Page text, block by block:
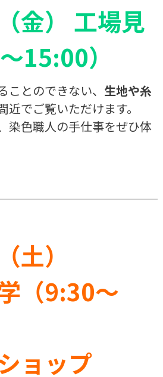
ンター
金） 工場見
15:00）
とのできない、 生地や糸
近でご覧いただけます。
染色職人の手仕事をぜひ体
土）
（9:30～
ョップ